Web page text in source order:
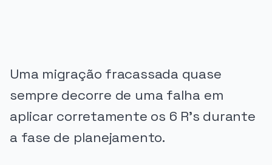
Uma migração fracassada quase
sempre decorre de uma falha em
aplicar corretamente os 6 R's durante
a fase de planejamento.